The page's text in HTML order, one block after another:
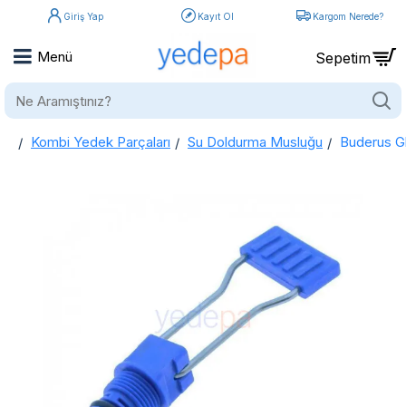
Giriş Yap Kayıt Ol Kargom Nerede?
Ne
home
Kombi Yedek Parçaları Su Doldurma Musluğu Buderus